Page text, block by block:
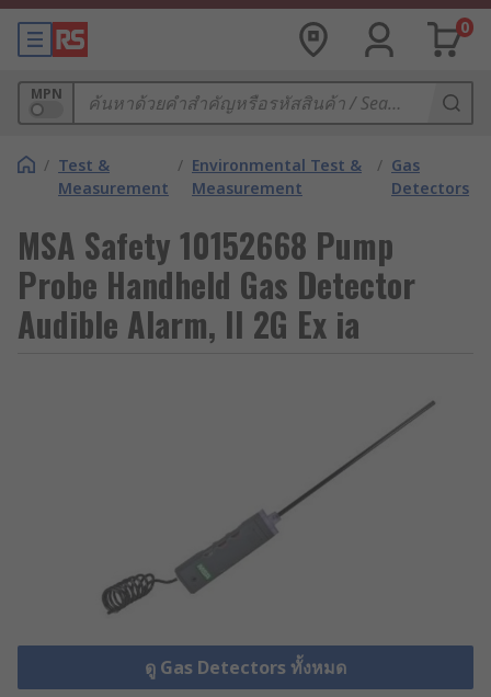
0
MPN
/ Test &
Measurement
/ Environmental Test &
Measurement
/ Gas
Detectors
MSA Safety 10152668 Pump
Probe Handheld Gas Detector
Audible Alarm, II 2G Ex ia
ดู Gas Detectors ทั้งหมด